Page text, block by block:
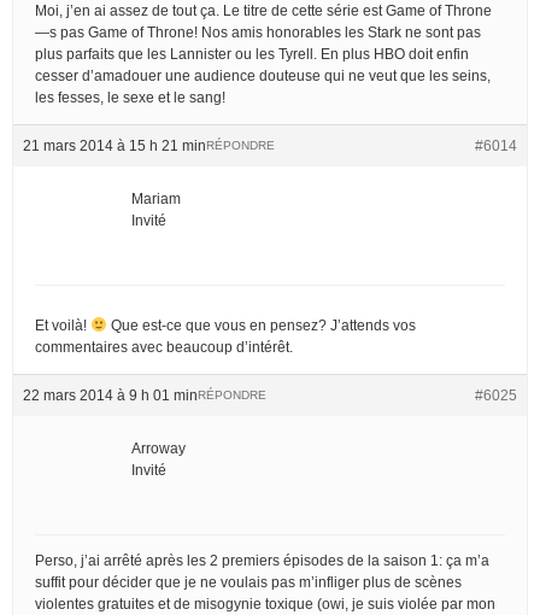
Moi, j’en ai assez de tout ça. Le titre de cette série est Game of Throne
—s pas Game of Throne! Nos amis honorables les Stark ne sont pas
plus parfaits que les Lannister ou les Tyrell. En plus HBO doit enfin
cesser d’amadouer une audience douteuse qui ne veut que les seins,
les fesses, le sexe et le sang!
21 mars 2014 à 15 h 21 min #6014
RÉPONDRE
Mariam
Invité
Et voilà!
Que est-ce que vous en pensez? J’attends vos
commentaires avec beaucoup d’intérêt.
22 mars 2014 à 9 h 01 min #6025
RÉPONDRE
Arroway
Invité
Perso, j’ai arrêté après les 2 premiers épisodes de la saison 1: ça m’a
suffit pour décider que je ne voulais pas m’infliger plus de scènes
violentes gratuites et de misogynie toxique (owi, je suis violée par mon